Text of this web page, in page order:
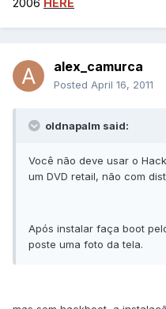
2006 HERE
alex_camurca
Posted April 16, 2011
oldnapalm said:
Você não deve usar o
um DVD retail, não com
Após instalar faça boot
poste uma foto da tela.